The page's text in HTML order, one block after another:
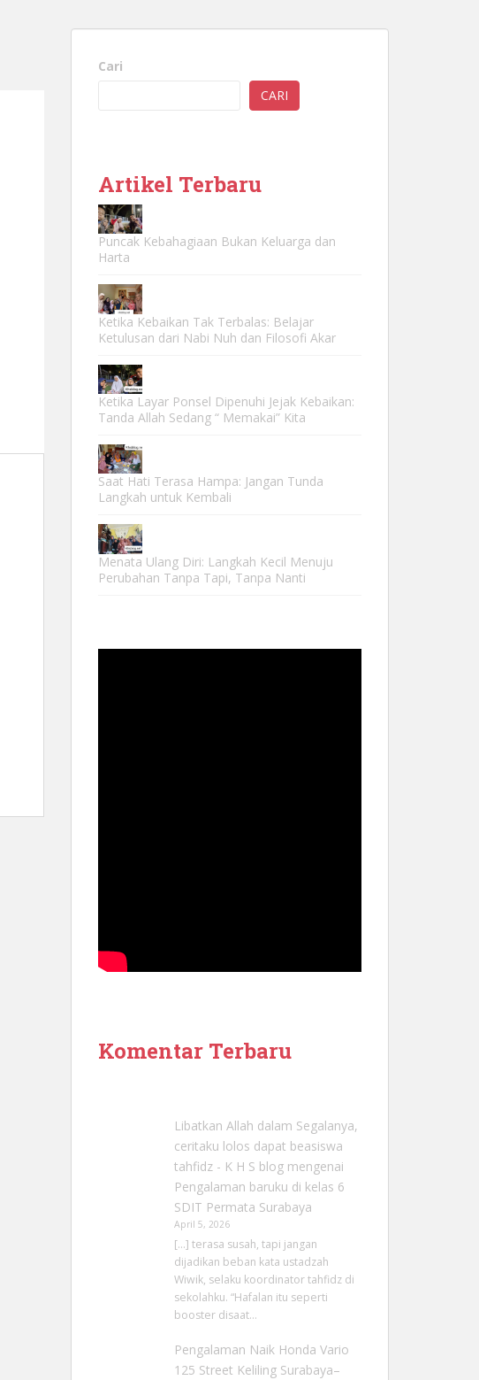
Cari
CARI
Artikel Terbaru
Puncak Kebahagiaan Bukan Keluarga dan
Harta
Ketika Kebaikan Tak Terbalas: Belajar
Ketulusan dari Nabi Nuh dan Filosofi Akar
Ketika Layar Ponsel Dipenuhi Jejak Kebaikan:
Tanda Allah Sedang “ Memakai” Kita
Saat Hati Terasa Hampa: Jangan Tunda
Langkah untuk Kembali
Menata Ulang Diri: Langkah Kecil Menuju
Perubahan Tanpa Tapi, Tanpa Nanti
Komentar Terbaru
Libatkan Allah dalam Segalanya,
ceritaku lolos dapat beasiswa
tahfidz - K H S blogmengenai
Pengalaman baruku di kelas 6
SDIT Permata Surabaya
April 5, 2026
[…] terasa susah, tapi jangan
dijadikan beban kata ustadzah
Wiwik, selaku koordinator tahfidz di
sekolahku. “Hafalan itu seperti
booster disaat…
Pengalaman Naik Honda Vario
125 Street Keliling Surabaya–